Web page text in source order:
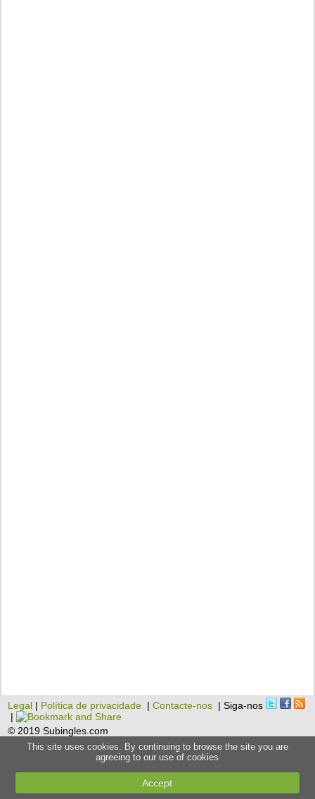
Legal | Política de privacidade |Contacte-nos | Siga-nos
|
© 2019 Subingles.com
This site uses cookies. By continuing to browse the site you are
agreeing to our use of cookies
Accept